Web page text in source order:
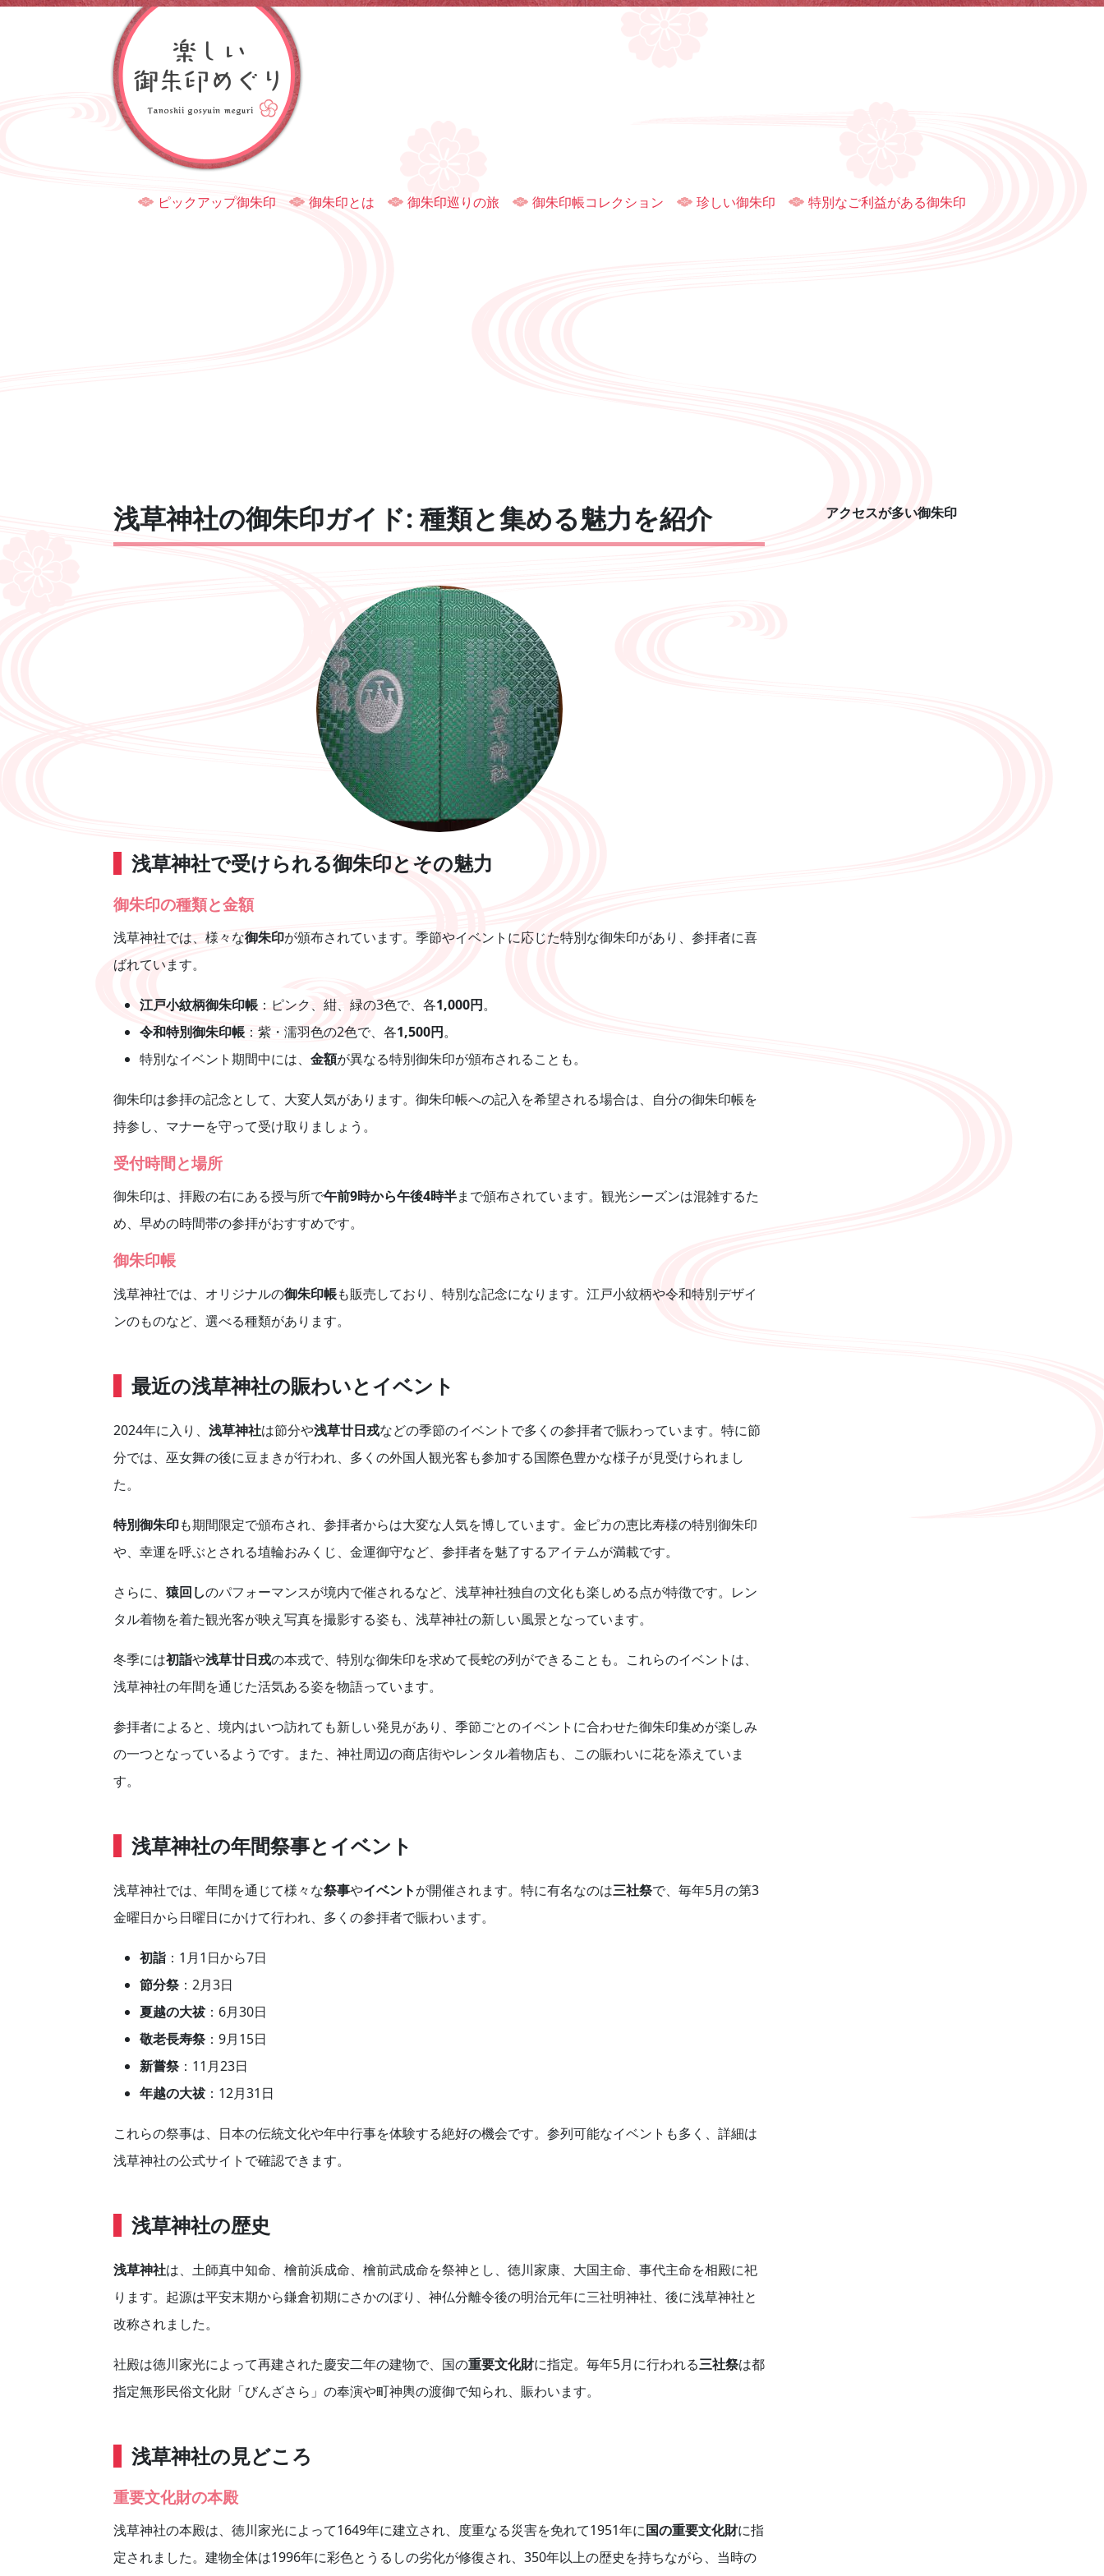
ピックアップ御朱印 御朱印とは 御朱印巡りの旅 御朱印帳コレクション 珍しい御朱印 特別なご利益がある御朱印
浅草神社の御朱印ガイド: 種類と集める魅力を紹介
浅草神社で受けられる御朱印とその魅力
御朱印の種類と金額
浅草神社では、様々な御朱印が頒布されています。季節やイベントに応じた特別な御朱印があり、参拝者に喜
ばれています。
江戸小紋柄御朱印帳 ：ピンク、紺、緑の3色で、各1,000円。
令和特別御朱印帳 ：紫・濡羽色の2色で、各1,500円。
特別なイベント期間中には、 金額が異なる特別御朱印が頒布されることも。
御朱印は参拝の記念として、大変人気があります。御朱印帳への記入を希望される場合は、自分の御朱印帳を
持参し、マナーを守って受け取りましょう。
受付時間と場所
御朱印は、拝殿の右にある授与所で午前9時から午後4時半まで頒布されています。観光シーズンは混雑するた
め、早めの時間帯の参拝がおすすめです。
御朱印帳
浅草神社では、オリジナルの御朱印帳も販売しており、特別な記念になります。江戸小紋柄や令和特別デザイ
ンのものなど、選べる種類があります。
最近の浅草神社の賑わいとイベント
2024年に入り、 浅草神社は節分や浅草廿日戎などの季節のイベントで多くの参拝者で賑わっています。特に節
分では、巫女舞の後に豆まきが行われ、多くの外国人観光客も参加する国際色豊かな様子が見受けられまし
た。
特別御朱印も期間限定で頒布され、参拝者からは大変な人気を博しています。金ピカの恵比寿様の特別御朱印
や、幸運を呼ぶとされる埴輪おみくじ、金運御守など、参拝者を魅了するアイテムが満載です。
さらに、 猿回しのパフォーマンスが境内で催されるなど、浅草神社独自の文化も楽しめる点が特徴です。レン
タル着物を着た観光客が映え写真を撮影する姿も、浅草神社の新しい風景となっています。
冬季には初詣や浅草廿日戎の本戎で、特別な御朱印を求めて長蛇の列ができることも。これらのイベントは、
浅草神社の年間を通じた活気ある姿を物語っています。
参拝者によると、境内はいつ訪れても新しい発見があり、季節ごとのイベントに合わせた御朱印集めが楽しみ
の一つとなっているようです。また、神社周辺の商店街やレンタル着物店も、この賑わいに花を添えていま
す。
浅草神社の年間祭事とイベント
浅草神社では、年間を通じて様々な祭事やイベントが開催されます。特に有名なのは三社祭で、毎年5月の第3
金曜日から日曜日にかけて行われ、多くの参拝者で賑わいます。
初詣 ：1月1日から7日
節分祭 ：2月3日
夏越の大祓：6月30日
敬老長寿祭 ：9月15日
新嘗祭 ：11月23日
年越の大祓：12月31日
これらの祭事は、日本の伝統文化や年中行事を体験する絶好の機会です。参列可能なイベントも多く、詳細は
浅草神社の公式サイトで確認できます。
浅草神社の歴史
浅草神社は、土師真中知命、檜前浜成命、檜前武成命を祭神とし、徳川家康、大国主命、事代主命を相殿に祀
ります。起源は平安末期から鎌倉初期にさかのぼり、神仏分離令後の明治元年に三社明神社、後に浅草神社と
改称されました。
社殿は徳川家光によって再建された慶安二年の建物で、国の重要文化財に指定。毎年5月に行われる三社祭は都
指定無形民俗文化財「びんざさら」の奉演や町神輿の渡御で知られ、賑わいます。
浅草神社の見どころ
重要文化財の本殿
浅草神社の本殿は、徳川家光によって1649年に建立され、度重なる災害を免れて1951年に国の重要文化財に指
定されました。建物全体は1996年に彩色とうるしの劣化が修復され、350年以上の歴史を持ちながら、当時の
アクセスが多い御朱印